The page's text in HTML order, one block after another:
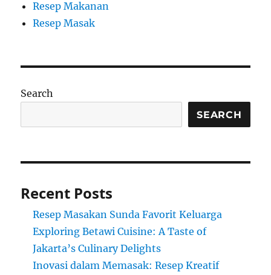
Resep Makanan
Resep Masak
Search
SEARCH
Recent Posts
Resep Masakan Sunda Favorit Keluarga
Exploring Betawi Cuisine: A Taste of
Jakarta’s Culinary Delights
Inovasi dalam Memasak: Resep Kreatif